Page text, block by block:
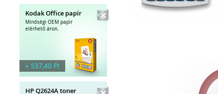
Kodak Office papír
Minőségi OEM papír
elérhető áron.
» 537,40 Ft
HP Q2624A toner